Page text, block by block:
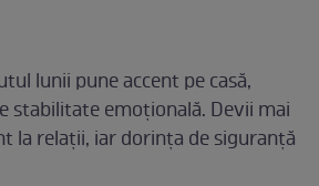
lunii pune accent pe casă,
stabilitate emoțională. Devii mai
la relații, iar dorința de siguranță